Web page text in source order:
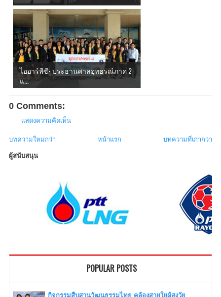
ไออาร์พีซี- ประธานศาลอุทธรณ์ภาค 2
แ...
0 Comments:
แสดงความคิดเห็น
บทความใหม่กว่า บทความที่เก่ากว่า
หน้าแรก
ผู้สนับสนุน
POPULAR POSTS
กิจกรรมสืบสานวัฒนธรรมไทย คล้องสายใยผู้สูงวัย